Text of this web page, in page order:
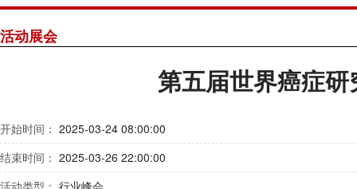
活动展会
第五届世界癌症研
开始时间： 2025-03-24 08:00:00
结束时间： 2025-03-26 22:00:00
活动类型： 行业峰会